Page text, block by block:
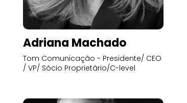
Adriana Machado
Tom Comunicação - Presidente/ CEO
/ VP/ Sócio Proprietário/C-level